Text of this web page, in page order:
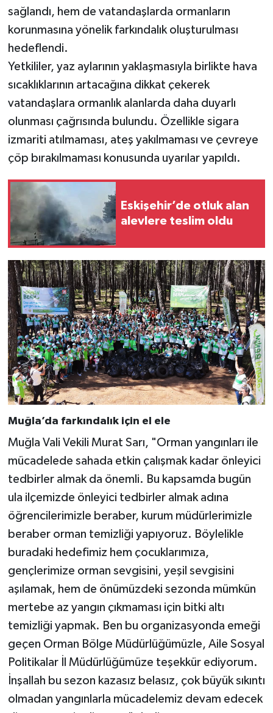
sağlandı, hem de vatandaşlarda ormanların
korunmasına yönelik farkındalık oluşturulması
hedeflendi.
Yetkililer, yaz aylarının yaklaşmasıyla birlikte hava
sıcaklıklarının artacağına dikkat çekerek
vatandaşlara ormanlık alanlarda daha duyarlı
olunması çağrısında bulundu. Özellikle sigara
izmariti atılmaması, ateş yakılmaması ve çevreye
çöp bırakılmaması konusunda uyarılar yapıldı.
Eskişehir’de otluk alan
alevlere teslim oldu
Muğla’da farkındalık için el ele
Muğla Vali Vekili Murat Sarı, "Orman yangınları ile
mücadelede sahada etkin çalışmak kadar önleyici
tedbirler almak da önemli. Bu kapsamda bugün
ula ilçemizde önleyici tedbirler almak adına
öğrencilerimizle beraber, kurum müdürlerimizle
beraber orman temizliği yapıyoruz. Böylelikle
buradaki hedefimiz hem çocuklarımıza,
gençlerimize orman sevgisini, yeşil sevgisini
aşılamak, hem de önümüzdeki sezonda mümkün
mertebe az yangın çıkmaması için bitki altı
temizliği yapmak. Ben bu organizasyonda emeği
geçen Orman Bölge Müdürlüğümüzle, Aile Sosyal
Politikalar İl Müdürlüğümüze teşekkür ediyorum.
İnşallah bu sezon kazasız belasız, çok büyük sıkıntı
olmadan yangınlarla mücadelemiz devam edecek